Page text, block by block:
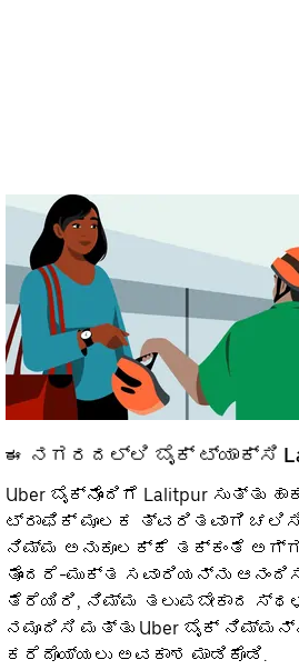
ಈ ನಗರದಲ್ಲಿ ಬೈಕ್ ಟ್ಯಾಕ್ಸಿ
Uber ಬೈಕ್‌ನೊಂದಿಗೆ Lalitpur ಸುತ್ತು
ಟ್ರಾಫಿಕ್ ಮೂಲಕ ತ್ವರಿತವಾಗಿ
ನಿಮ್ಮ ಅನುಕೂಲಕ್ಕೆ ತಕ್ಕಂತೆ
ತೊಂದರೆ-ಮುಕ್ತ ಸವಾರಿಯನ್ನು
ತೆರೆಯಿರಿ, ನಿಮ್ಮ ತಲುಪಬೇಕಾದ
ನಮೂದಿಸಿ ಮತ್ತು Uber ಬೈಕ್
ಕರೆದೊಯ್ಯಲು ಅವಕಾಶ ಮಾಡಿಕೊಡಿ.